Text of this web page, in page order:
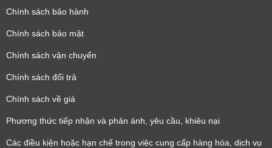
Chính sách bảo hành
Chính sách bảo mật
Chính sách vận chuyển
Chính sách đổi trả
Chính sách về giá
Phương thức tiếp nhận và phản ánh, yêu cầu, khiêu nại
Các điều kiện hoặc hạn chế trong việc cung cấp hàng hóa, dịch vụ